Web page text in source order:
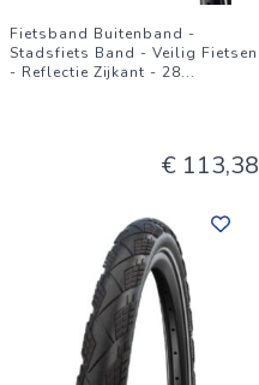
Fietsband Buitenband -
Stadsfiets Band - Veilig Fietsen
- Reflectie Zijkant - 28...
€ 113,38